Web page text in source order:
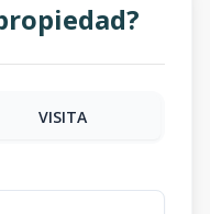
VISITA